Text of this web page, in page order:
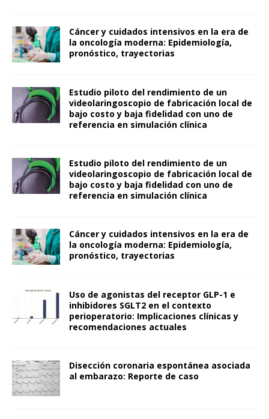
Cáncer y cuidados intensivos en la era de
la oncología moderna: Epidemiología,
pronóstico, trayectorias
Estudio piloto del rendimiento de un
videolaringoscopio de fabricación local de
bajo costo y baja fidelidad con uno de
referencia en simulación clínica
Estudio piloto del rendimiento de un
videolaringoscopio de fabricación local de
bajo costo y baja fidelidad con uno de
referencia en simulación clínica
Cáncer y cuidados intensivos en la era de
la oncología moderna: Epidemiología,
pronóstico, trayectorias
Uso de agonistas del receptor GLP-1 e
inhibidores SGLT2 en el contexto
perioperatorio: Implicaciones clínicas y
recomendaciones actuales
Disección coronaria espontánea asociada
al embarazo: Reporte de caso